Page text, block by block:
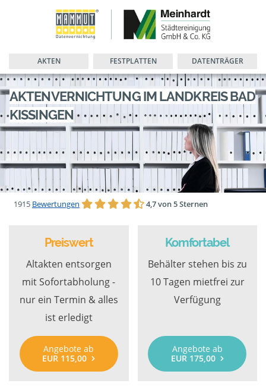
AKTEN FESTPLATTEN DATENTRÄGER
AKTENVERNICHTUNG IM LANDKREIS BAD
KISSINGEN
1915 Bewertungen 4,7 von 5 Sternen
Preiswert
Altakten entsorgen
mit Sofortabholung -
nur ein Termin & alles
ist erledigt
Angebote ab
EUR 115,00
Komfortabel
Behälter stehen bis zu
10 Tagen mietfrei zur
Verfügung
Angebote ab
EUR 175,00